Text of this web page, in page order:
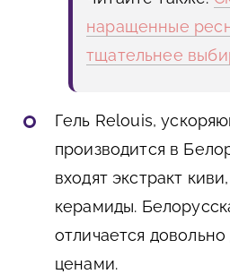
наращенные
тщательнее
Гель Relouis,
производится в
входят экстракт
керамиды.
отличается
ценами.